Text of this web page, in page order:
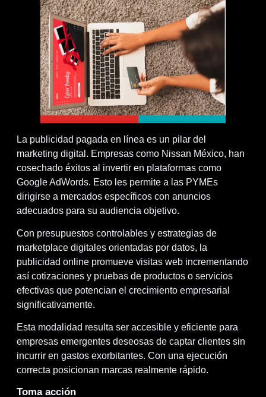
La publicidad pagada en línea es un pilar del
marketing digital. Empresas como Nissan México, han
cosechado éxitos al invertir en plataformas como
Google AdWords. Esto les permite a las PYMEs
dirigirse a mercados específicos con anuncios
adecuados para su audiencia objetivo.
Con presupuestos controlables y estrategias de
marketplace digitales orientadas por datos, la
publicidad online promueve visitas web incrementando
así cotizaciones y pruebas de productos o servicios
efectivas que potencian el crecimiento empresarial
significativamente.
Esta modalidad resulta ser accesible y eficiente para
empresas emergentes deseosas de captar clientes sin
incurrir en gastos exorbitantes. Con una ejecución
correcta posicionan marcas realmente rápido.
Toma acción